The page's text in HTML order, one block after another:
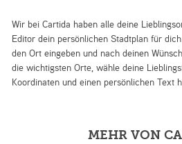
Wir bei Cartida haben alle deine
Editor dein persönlichen Stadtplan für
den Ort eingeben und nach deinen
die wichtigsten Orte, wähle deine
Koordinaten und einen persönlichen Text
MEHR VON